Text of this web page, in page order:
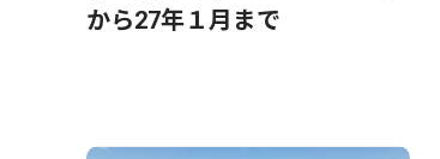
から27年１月まで